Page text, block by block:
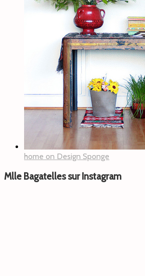
home on Design Sponge
Mlle Bagatelles sur Instagram